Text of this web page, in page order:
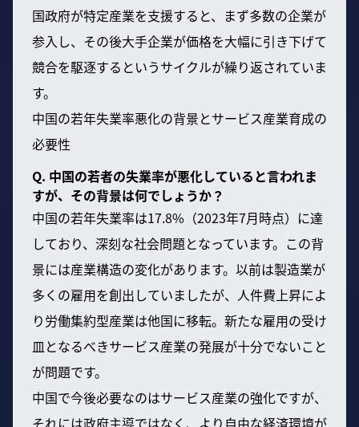
国政府が特定産業を支援すると、まず多数の企業が
参入し、その後大手企業が価格を大幅に引き下げて
競合を駆逐するというサイクルが繰り返されていま
す。
中国の若年失業率悪化の背景とサービス産業育成の
必要性
Q. 中国の若者の失業率が悪化していると言われま
すが、その背景は何でしょうか？
中国の若年失業率は17.8%（2023年7月時点）に達
しており、深刻な社会問題となっています。この背
景には産業構造の変化があります。以前は製造業が
多くの雇用を創出していましたが、人件費上昇によ
り労働集約型産業は他国に移転。新たな雇用の受け
皿となるべきサービス産業の発展が十分でないこと
が問題です。
中国で今後必要なのはサービス産業の強化ですが、
それには政府主導ではなく、より自由な経済環境が